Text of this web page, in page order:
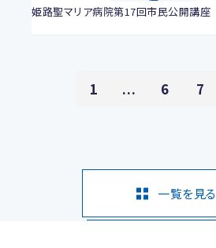
姫路聖マリア病院第17回市民公開講座
1 ... 6 7
一覧を見る